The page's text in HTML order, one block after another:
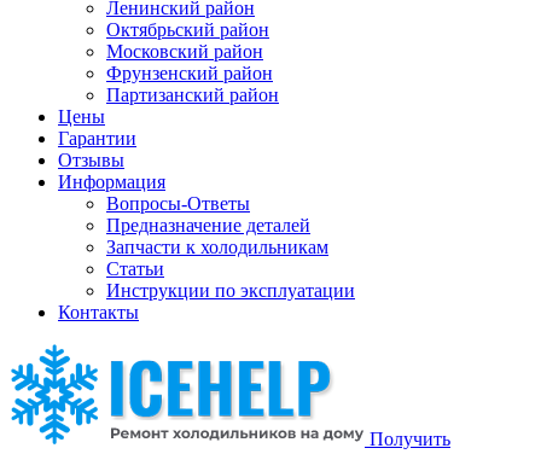
Ленинский район
Октябрьский район
Московский район
Фрунзенский район
Партизанский район
Цены
Гарантии
Отзывы
Информация
Вопросы-Ответы
Предназначение деталей
Запчасти к холодильникам
Статьи
Инструкции по эксплуатации
Контакты
Получить